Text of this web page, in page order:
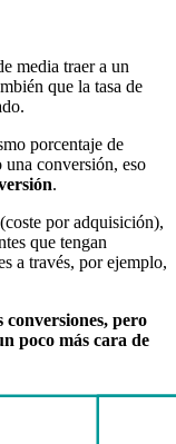
media traer a un
que la tasa de
porcentaje de
conversión, eso
.
por adquisición),
que tengan
a través, por ejemplo,
conversiones, pero
poco más cara de